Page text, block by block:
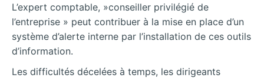
L’expert comptable, »conseiller privilégié de
l’entreprise » peut contribuer à la mise en place d’un
système d’alerte interne par l’installation de ces outils
d’information.
Les difficultés décelées à temps, les dirigeants